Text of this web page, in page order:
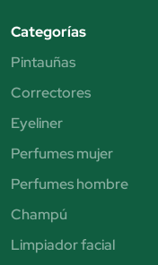
Categorías
Pintauñas
Correctores
Eyeliner
Perfumes mujer
Perfumes hombre
Champú
Limpiador facial